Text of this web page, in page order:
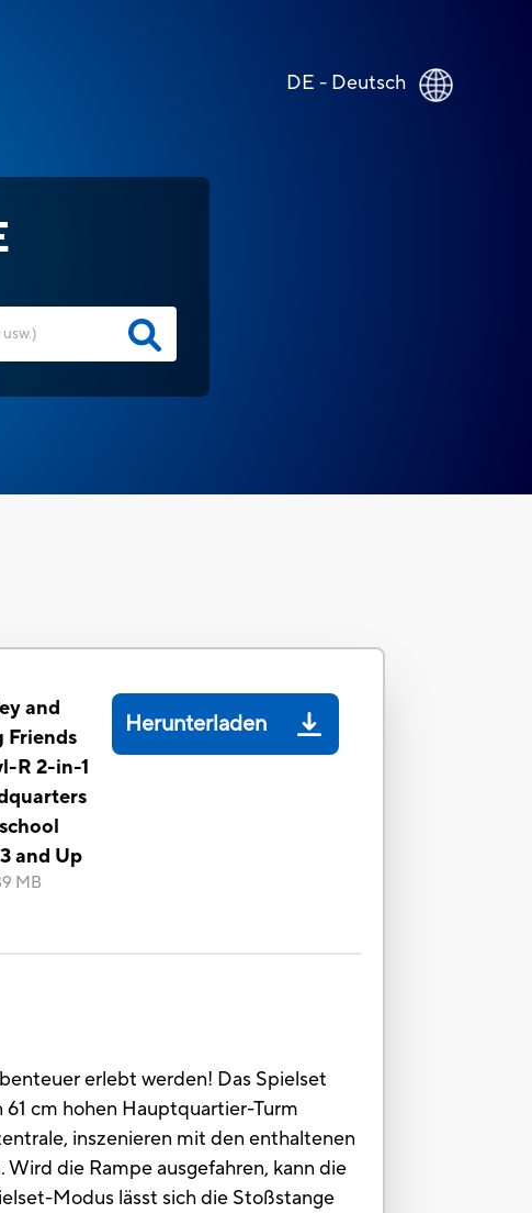
DE - Deutsch
and
Friends
R 2-in-1
and Up
MB
Herunterladen
erlebt werden! Das Spielset
cm hohen Hauptquartier-Turm
inszenieren mit den enthaltenen
die Rampe ausgefahren, kann die
Modus lässt sich die Stoßstange